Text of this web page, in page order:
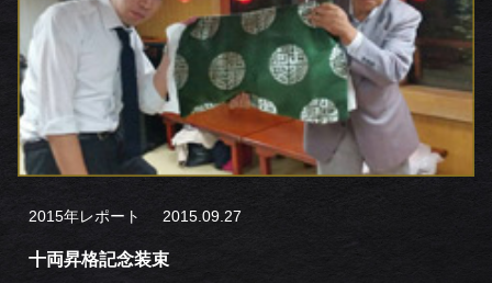
2015年レポート 2015.09.27
十両昇格記念装束